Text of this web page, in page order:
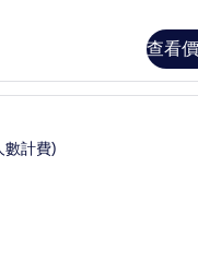
查看
迷你吧、客房內保險箱、書
數計費)